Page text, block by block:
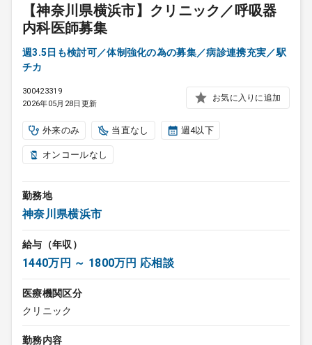
【神奈川県横浜市】クリニック／呼吸器
内科医師募集
週3.5日も検討可／体制強化の為の募集／病診連携充実／駅
チカ
300423319
2026年05月28日更新
お気に入りに追加
外来のみ 当直なし 週4以下
オンコールなし
勤務地
神奈川県横浜市
給与（年収）
1440万円 ～ 1800万円 応相談
医療機関区分
クリニック
勤務内容